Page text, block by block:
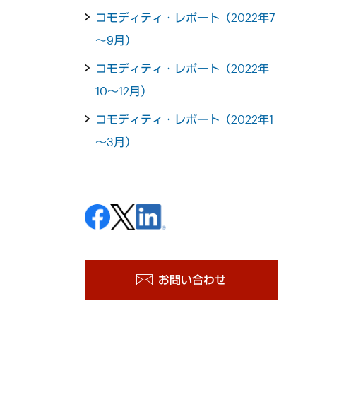
コモディティ・レポート（2022年7
～9月）
コモディティ・レポート（2022年
10～12月）
コモディティ・レポート（2022年1
～3月）
お問い合わせ